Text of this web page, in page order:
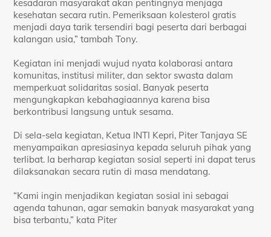
kesadaran masyarakat akan pentingnya menjaga
kesehatan secara rutin. Pemeriksaan kolesterol gratis
menjadi daya tarik tersendiri bagi peserta dari berbagai
kalangan usia,” tambah Tony.
Kegiatan ini menjadi wujud nyata kolaborasi antara
komunitas, institusi militer, dan sektor swasta dalam
memperkuat solidaritas sosial. Banyak peserta
mengungkapkan kebahagiaannya karena bisa
berkontribusi langsung untuk sesama.
Di sela-sela kegiatan, Ketua INTI Kepri, Piter Tanjaya SE
menyampaikan apresiasinya kepada seluruh pihak yang
terlibat. Ia berharap kegiatan sosial seperti ini dapat terus
dilaksanakan secara rutin di masa mendatang.
“Kami ingin menjadikan kegiatan sosial ini sebagai
agenda tahunan, agar semakin banyak masyarakat yang
bisa terbantu,” kata Piter